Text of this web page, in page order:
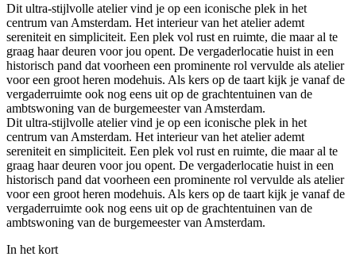
Dit ultra-stijlvolle atelier vind je op een iconische plek in het
centrum van Amsterdam. Het interieur van het atelier ademt
sereniteit en simpliciteit. Een plek vol rust en ruimte, die maar al te
graag haar deuren voor jou opent. De vergaderlocatie huist in een
historisch pand dat voorheen een prominente rol vervulde als atelier
voor een groot heren modehuis. Als kers op de taart kijk je vanaf de
vergaderruimte ook nog eens uit op de grachtentuinen van de
ambtswoning van de burgemeester van Amsterdam.
Dit ultra-stijlvolle atelier vind je op een iconische plek in het
centrum van Amsterdam. Het interieur van het atelier ademt
sereniteit en simpliciteit. Een plek vol rust en ruimte, die maar al te
graag haar deuren voor jou opent. De vergaderlocatie huist in een
historisch pand dat voorheen een prominente rol vervulde als atelier
voor een groot heren modehuis. Als kers op de taart kijk je vanaf de
vergaderruimte ook nog eens uit op de grachtentuinen van de
ambtswoning van de burgemeester van Amsterdam.
In het kort